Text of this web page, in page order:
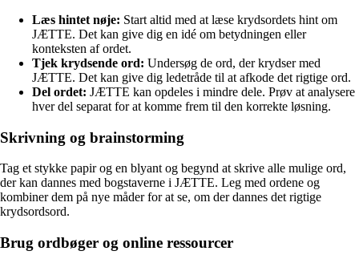
Læs hintet nøje: Start altid med at læse krydsordets hint om
JÆTTE. Det kan give dig en idé om betydningen eller
konteksten af ordet.
Tjek krydsende ord: Undersøg de ord, der krydser med
JÆTTE. Det kan give dig ledetråde til at afkode det rigtige ord.
Del ordet: JÆTTE kan opdeles i mindre dele. Prøv at analysere
hver del separat for at komme frem til den korrekte løsning.
Skrivning og brainstorming
Tag et stykke papir og en blyant og begynd at skrive alle mulige ord,
der kan dannes med bogstaverne i JÆTTE. Leg med ordene og
kombiner dem på nye måder for at se, om der dannes det rigtige
krydsordsord.
Brug ordbøger og online ressourcer